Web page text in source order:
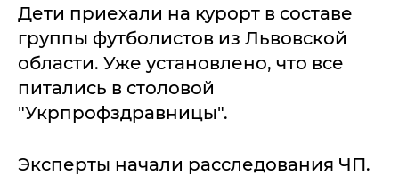
Дети приехали на курорт в составе
группы футболистов из Львовской
области. Уже установлено, что все
питались в столовой
"Укрпрофздравницы".
Эксперты начали расследования ЧП.